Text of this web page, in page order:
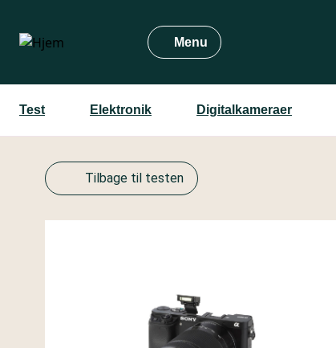
hovedindhold
Menu
Test Elektronik Digitalkameraer
Tilbage til testen